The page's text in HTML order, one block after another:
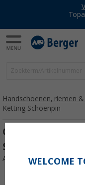
Handschoenen, riemen
Ketting Schoenpin
Crocs Jibbitz
Schoenpin
Artikelnr: 175689
WELCOME